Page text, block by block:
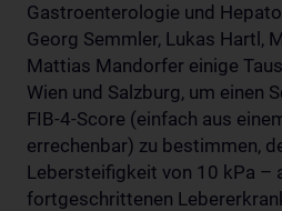
Gastroenterologie und
Georg Semmler, Lukas Hartl,
Mattias Mandorfer einige
Wien und Salzburg, um einen
FIB-4-Score (einfach aus
errechenbar) zu bestimmen,
Lebersteifigkeit von 10 kPa –
fortgeschrittenen